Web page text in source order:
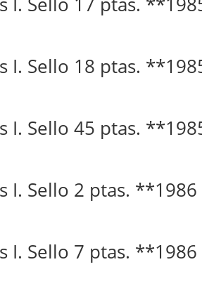
I. Sello 18 ptas.
I. Sello 45 ptas.
I. Sello 2 ptas. **1986
I. Sello 7 ptas. **1986